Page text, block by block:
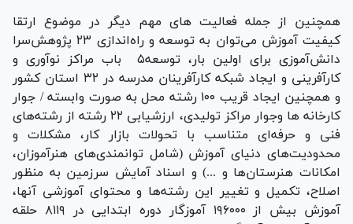
همچنین از جمله فعالیت های مهم دیگر در موضوع ارتقا
کیفیت آموزش می‌توان به توسعه و راه‌اندازی ۲۳ پژوهش‌سرا
دانش‌آموزی برای اولین بار، توسعه۵ باب مراکز نوآوری و
کارآفرینی و ایجاد شبکه کارآفرینان مدرسه در ۳۲ استان کشور
و همچنین ایجاد قریب ۱۰۰ رشته محل به صورت وابسته / جوار
کارخانه ها وجوار مراکز تولیدی، ارزشیابی ۲۲ رشته از رشته‌های
فنی و حرفه‌ای متناسب با تحولات بازار کار، مشکلات و
محدودیت‌های دنیای آموزش (شامل توانمندی‌های هنرآموزان،
امکانات هنرستان‌ها و ...) و اسناد آمایش سرزمین به منظور
اصلاح، تکمیل و تغییر این رشته‌ها و محتوای آموزشی آنها،
آموزش بیش از ۱۹۶۰۰۰ آموزگار دوره ابتدایی در ۸۱۱۹ حلقه